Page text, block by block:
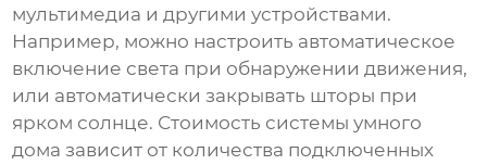
мультимедиа и другими устройствами.
Например, можно настроить автоматическое
включение света при обнаружении движения,
или автоматически закрывать шторы при
ярком солнце. Стоимость системы умного
дома зависит от количества подключенных